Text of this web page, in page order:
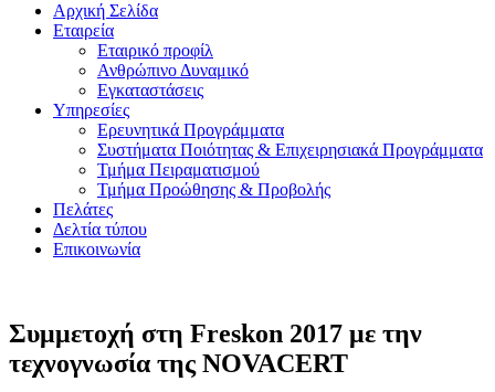
Αρχική Σελίδα
Εταιρεία
Εταιρικό προφίλ
Ανθρώπινο Δυναμικό
Εγκαταστάσεις
Υπηρεσίες
Ερευνητικά Προγράμματα
Συστήματα Ποιότητας & Επιχειρησιακά Προγράμματα
Τμήμα Πειραματισμού
Τμήμα Προώθησης & Προβολής
Πελάτες
Δελτία τύπου
Επικοινωνία
Συμμετοχή στη Freskon 2017 με την
τεχνογνωσία της NOVACERT